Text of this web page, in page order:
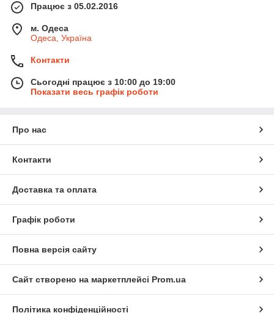
Працює з 05.02.2016
м. Одеса
Одеса, Україна
Контакти
Сьогодні працює з 10:00 до 19:00
Показати весь графік роботи
Про нас
Контакти
Доставка та оплата
Графік роботи
Повна версія сайту
Сайт створено на маркетплейсі Prom.ua
Політика конфіденційності